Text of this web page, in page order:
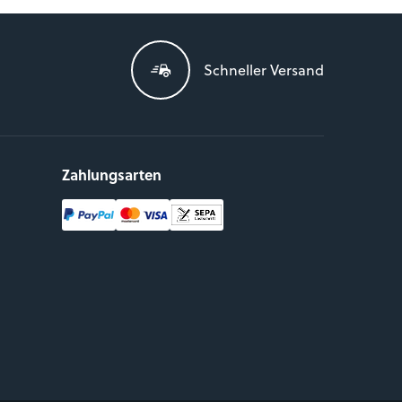
Schneller Versand
Zahlungsarten